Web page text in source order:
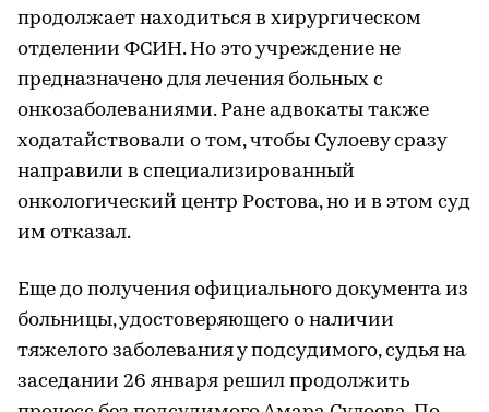
продолжает находиться в хирургическом
отделении ФСИН. Но это учреждение не
предназначено для лечения больных с
онкозаболеваниями. Ране адвокаты также
ходатайствовали о том, чтобы Сулоеву сразу
направили в специализированный
онкологический центр Ростова, но и в этом суд
им отказал.
Еще до получения официального документа из
больницы, удостоверяющего о наличии
тяжелого заболевания у подсудимого, судья на
заседании 26 января решил продолжить